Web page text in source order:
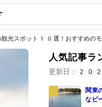
観光スポット10選！おすすめの
人気記事ラ
更新日：
1
関東
なビ